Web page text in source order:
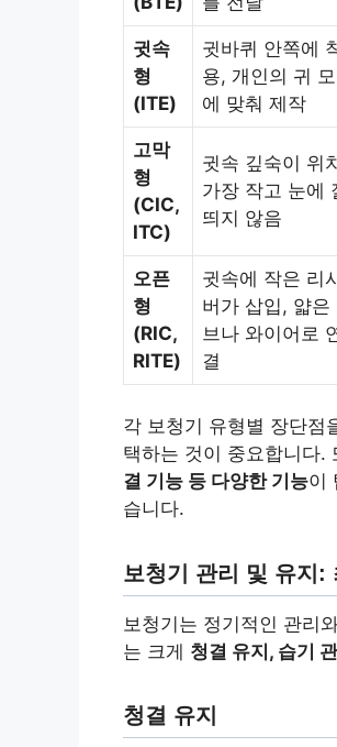
귓속
형
(ITE)
귓바퀴 안쪽에
용, 개인의 귀
에 맞춰 제작
고막
형
(CIC,
ITC)
귓속 깊숙이 위
가장 작고 눈에
띄지 않음
오픈
형
(RIC,
RITE)
귓속에 작은 리
버가 삽입, 얇은
브나 와이어로
결
각 보청기 유형별 장단점
택하는 것이 중요합니다.
결 기능 등 다양한 기능이
습니다.
보청기 관리 및 유지:
보청기는 정기적인 관리
는 크게 청결 유지, 습기
청결 유지